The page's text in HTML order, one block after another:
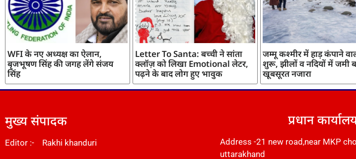
WFI के नए अध्यक्ष का ऐलान,
बृजभूषण सिंह की जगह लेंगे संजय
सिंह
Letter To Santa: बच्ची ने सांता
क्लॉज़ को लिखा Emotional लेटर,
पढ़ने के बाद लोग हुए भावुक
जम्मू कश्मीर में हाड़ कंपाने
शुरू, झीलों व नदियों में जमी
खूबसूरत नजारा
मुख्य संपादक
Editor :- Rakhi khanduri
प्रधान
Address -21 new road,near MKP
uttarakhand